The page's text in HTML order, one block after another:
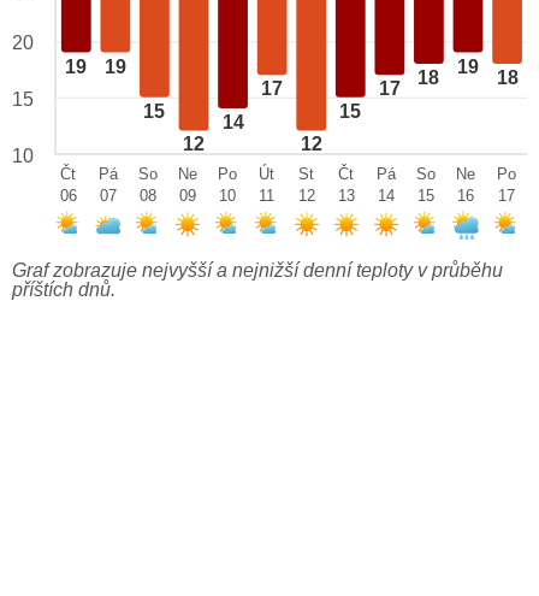
19 19
15
12
14
17
12
15
17
18
19
18
20
15
10
Čt
06
Pá
07
So
08
Ne
09
Po
10
Út
11
St
12
Čt
13
Pá
14
So
15
Ne
16
Po
17
Graf zobrazuje nejvyšší a nejnižší denní teploty v průběhu
příštích dnů.